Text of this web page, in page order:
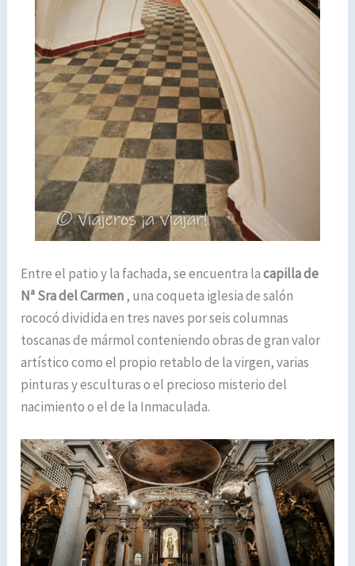
Entre el patio y la fachada, se encuentra lacapilla de
Nª Sra del Carmen, una coqueta iglesia de salón
rococó dividida en tres naves por seis columnas
toscanas de mármol conteniendo obras de gran valor
artístico como el propio retablo de la virgen, varias
pinturas y esculturas o el precioso misterio del
nacimiento o el de la Inmaculada.